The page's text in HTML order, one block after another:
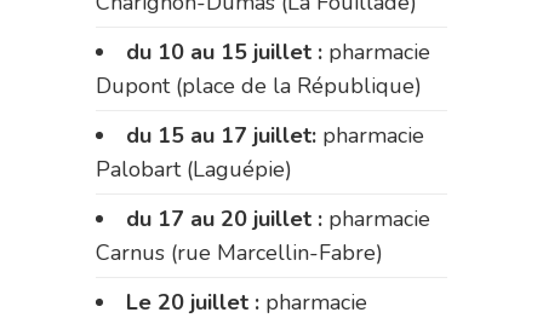
du 10 au 15 juillet : pharmacie
Dupont (place de la République)
du 15 au 17 juillet: pharmacie
Palobart (Laguépie)
du 17 au 20 juillet : pharmacie
Carnus (rue Marcellin-Fabre)
Le 20 juillet : pharmacie